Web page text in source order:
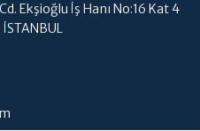
Ekşioğlu İş Hanı No:16 Kat 4